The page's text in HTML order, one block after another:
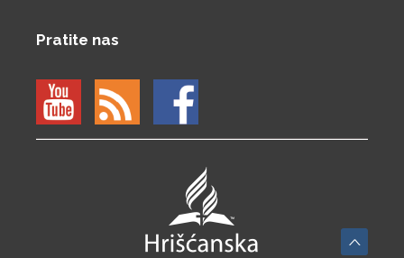
Pratite nas